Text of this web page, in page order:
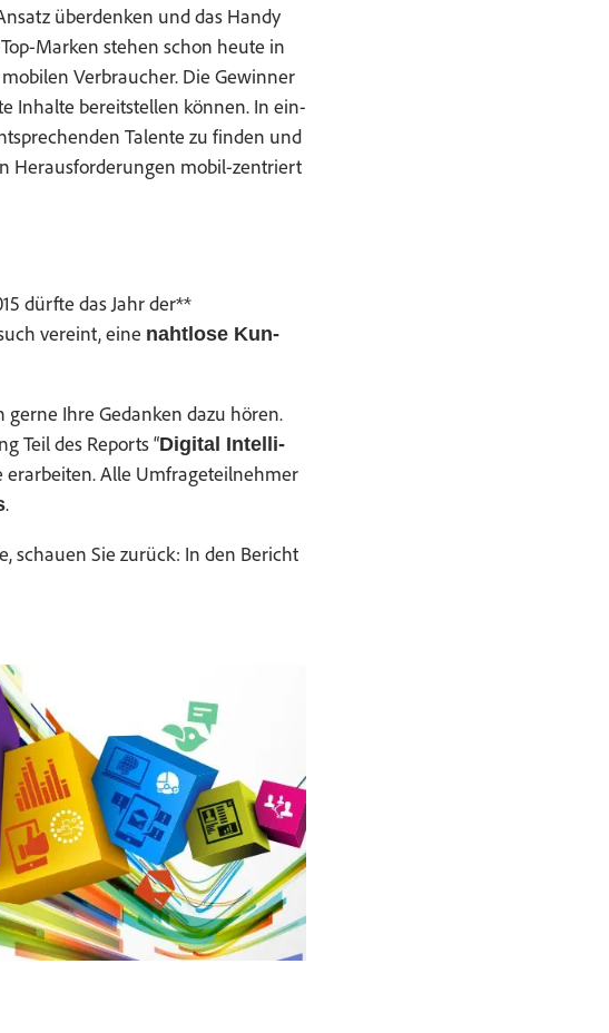
überdenken und das Handy
Marken ste­hen schon heute in
Ver­brauch­er. Die Gewin­ner
Inhalte bere­it­stellen kön­nen. In ein­
Tal­ente zu find­en und
Her­aus­forderun­gen mobil-zen­tri­ert
dürfte das Jahr der**
vere­int, eine naht­lose Kun­
gerne Ihre Gedanken dazu hören.
Teil des Reports “Dig­i­tal Intel­li­
erar­beit­en. Alle Umfrageteil­nehmer
.
schauen Sie zurück: In den Bericht